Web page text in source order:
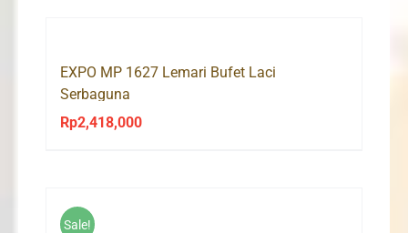
EXPO MP 1627 Lemari Bufet Laci
Serbaguna
Rp2,418,000
Sale!